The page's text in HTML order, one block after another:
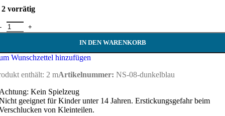
2 vorrätig
0,80 dunkelblau Menge
IN DEN WARENKORB
Wunschzettel hinzufügen
enthält: 2 mArtikelnummer: NS-08-dunkelblau
Kein Spielzeug
geeignet für Kinder unter 14 Jahren. Erstickungsgefahr beim
von Kleinteilen.